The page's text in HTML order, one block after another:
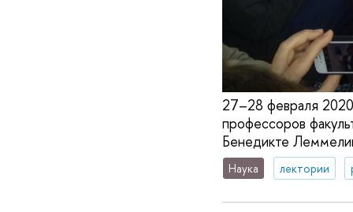
27–28 февраля
профессоров
Бенедикте
Наука лектории